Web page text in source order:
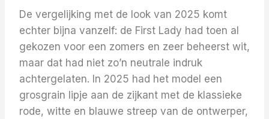
De vergelijking met de look van 2025 komt
echter bijna vanzelf: de First Lady had toen al
gekozen voor een zomers en zeer beheerst wit,
maar dat had niet zo’n neutrale indruk
achtergelaten. In 2025 had het model een
grosgrain lipje aan de zijkant met de klassieke
rode, witte en blauwe streep van de ontwerper,